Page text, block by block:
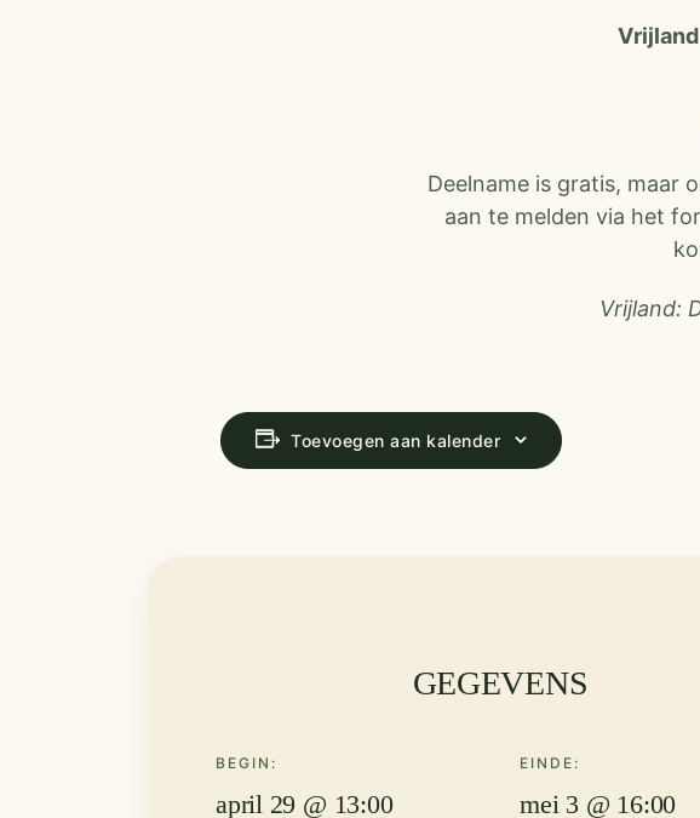
Deelname is gratis, maar
aan te melden via het
Vrijland:
Toevoegen aan kalender
GEGEVENS
BEGIN:
april 29 @ 13:00
EINDE:
mei 3 @ 16:00